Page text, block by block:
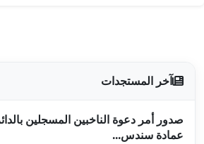
بالدائرة الانتخابية المحلية